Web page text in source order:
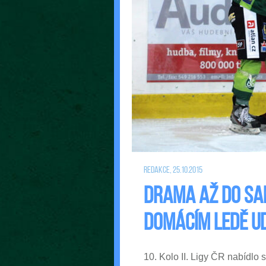
Redakce, 25.10.2015
Drama až do
domácím ledě
10. Kolo II. Ligy ČR nabídlo